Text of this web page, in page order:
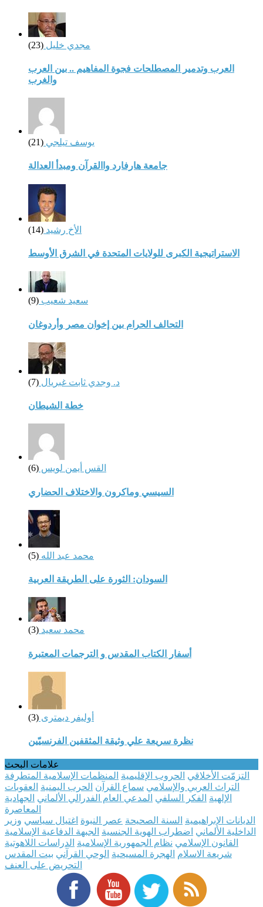
مجدي خليل (23)
العرب وتدمير المصطلحات فجوة المفاهيم .. بين العرب
والغرب
يوسف تيلجي (21)
جامعة هارفارد واالقرآن ومبدأ العدالة
الأخ رشيد (14)
الاستراتيجية الكبرى للولايات المتحدة في الشرق الأوسط
سعيد شعيب (9)
التحالف الحرام بين إخوان مصر وأردوغان
د. وجدي ثابت غبريال (7)
خطة الشيطان
القس أيمن لويس (6)
السيسي وماكرون والاختلاف الحضاري
محمد عبد الله (5)
السودان: الثورة على الطريقة العربية
محمد سعيد (3)
أسفار الكتاب المقدس و الترجمات المعتبرة
أوليفر ديمترى (3)
نظرة سريعة علي وثيقة المثقفين الفرنسيّين
علامات البحث
التزمّت الأخلاقي الحروب الإقليمية المنظمات الإسلامية المتطرفة
التراث العربي والإسلامي سماع القرآن الحرب اليمنية العقوبات
الإلهية الفكر السلفي المدعي العام الفدرالي الألماني الجهادية
المعاصرة
الديانات الإبراهيمية السنة الصحيحة عصر النبوة اغتيال سياسي وزير
الداخلية الألماني اضطراب الهوية الجنسية الجبهة الدفاعية الإسلامية
القانون الإسلامي نظام الجمهورية الإسلامية الدراسات اللاهوتية
شريعة الاسلام الهجرة المسيحية الوحي القرآني بيت المقدس
التحريض على العنف